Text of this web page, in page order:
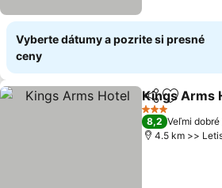
Vyberte dátumy a pozrite si presné
ceny
ZdieľaťPridať
Kings Arms
3 Počet
8,2 Veľmi dobré
4.5 km >>